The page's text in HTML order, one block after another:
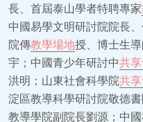
長、首屆泰山學者特聘專家
中國易學文明研討院院長
院傳教學場地授、博士生
宇；中國青少年研討中共
洪明；山東社會科學院共
淀區教導科學研討院敬德
教導學院副院長劉源；中